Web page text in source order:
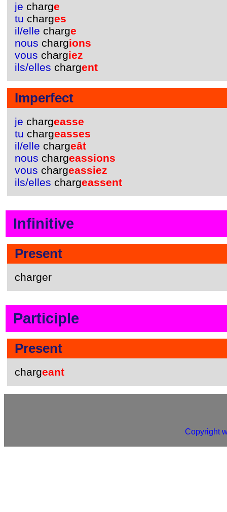
je charge
tu charges
il/elle charge
nous chargions
vous chargiez
ils/elles chargent
Imperfect
je chargeasse
tu chargeasses
il/elle chargeât
nous chargeassions
vous chargeassiez
ils/elles chargeassent
Infinitive
Present
charger
Participle
Present
chargeant
Copyright